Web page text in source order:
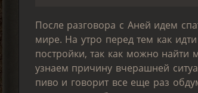
После разговора с Аней идем
мире. На утро перед тем как
постройки, так как можно
узнаем причину вчерашней
пиво и говорит все еще раз